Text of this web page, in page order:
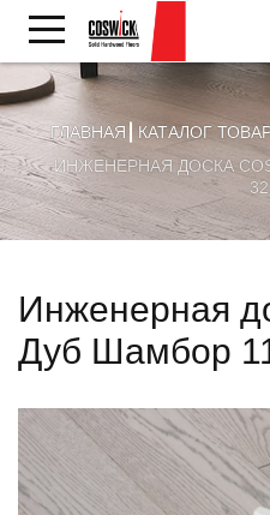
ГЛАВНАЯ КАТАЛОГ
ИНЖЕНЕРНАЯ ДОСКА
Инженерная
Дуб Шамбор